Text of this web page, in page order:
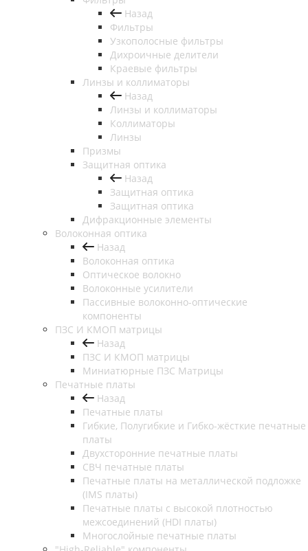
Назад
Фильтры
Узкополосные фильтры
Дихроичные делители
Краевые фильтры
Линзы и коллиматоры
Назад
Линзы и коллиматоры
Коллиматоры
Линзы
Призмы
Защитная оптика
Назад
Защитная оптика
Защитная оптика
Дифракционные элементы
Волоконная оптика
Назад
Волоконная оптика
Оптическое волокно
Волоконные усилители
Пассивные волоконно-оптические
компоненты
ПЗС И КМОП матрицы
Назад
ПЗС И КМОП матрицы
Миниатюрные ПЗС Матрицы
Печатные платы
Назад
Печатные платы
Гибкие, Полугибкие и Гибко-жёсткие печатные
платы
Двухсторонние печатные платы
СВЧ печатные платы
Печатные платы на металлической подложке
(IMS платы)
Печатные платы с высокой плотностью
межсоединений (HDI платы)
Многослойные печатные платы